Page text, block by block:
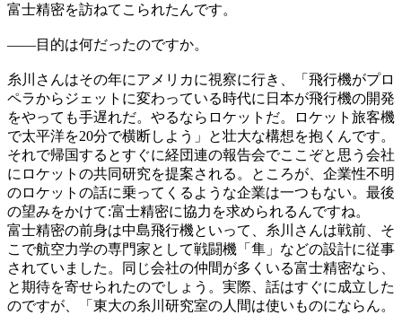
富士精密を訪ねてこられたんです。
——目的は何だったのですか。
糸川さんはその年にアメリカに視察に行き、「飛行機がプロ
ペラからジェットに変わっている時代に日本が飛行機の開発
をやっても手遅れだ。やるならロケットだ。ロケット旅客機
で太平洋を20分で横断しよう」と壮大な構想を抱くんです。
それで帰国するとすぐに経団連の報告会でここぞと思う会社
にロケットの共同研究を提案される。ところが、企業性不明
のロケットの話に乗ってくるような企業は一つもない。最後
の望みをかけて:富士精密に協力を求められるんですね。
富士精密の前身は中島飛行機といって、糸川さんは戦前、そ
こで航空力学の専門家として戦闘機「隼」などの設計に従事
されていました。同じ会社の仲間が多くいる富士精密なら、
と期待を寄せられたのでしょう。実際、話はすぐに成立した
のですが、「東大の糸川研究室の人間は使いものにならん。